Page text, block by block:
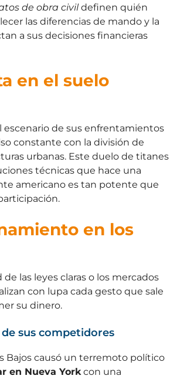
de obra civildefinen quién
las diferencias de mando y la
a sus decisiones financieras
en el suelo
escenario de sus enfrentamientos
constante con la división de
urbanas. Este duelo de titanes
técnicas que hace una
americano es tan potente que
en los
las leyes claras o los mercados
con lupa cada gesto que sale
su dinero.
sus competidores
Bajos causó un terremoto político
en Nueva Yorkcon una